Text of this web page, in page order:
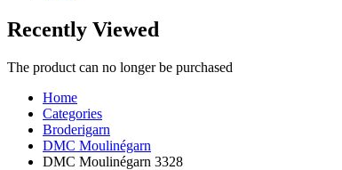
Recently Viewed
The product can no longer be purchased
Home
Categories
Broderigarn
DMC Moulinégarn
DMC Moulinégarn 3328